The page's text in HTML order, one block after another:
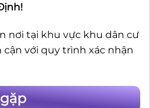
nơi tại khu vực khu dân cư
cận với quy trình xác nhận